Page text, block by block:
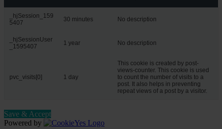
_hjSession_159
5407
30 minutes No description
_hjSessionUser
_1595407
1 year No description
pvc_visits[0] 1 day
This cookie is created by post-
views-counter. This cookie is used
to count the number of visits to a
post. It also helps in preventing
repeat views of a post by a visitor.
Save & Accept
Powered by